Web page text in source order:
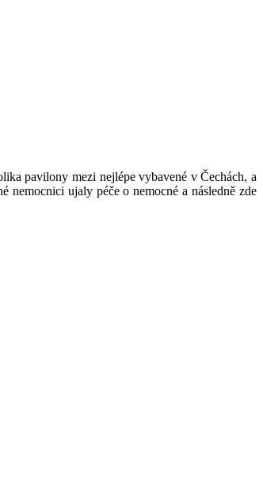
pavilony mezi nejlépe vybavené v Čechách, a
nemocnici ujaly péče o nemocné a následně zde